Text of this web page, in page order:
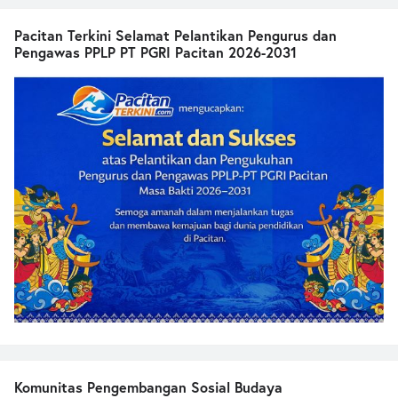
Pacitan Terkini Selamat Pelantikan Pengurus dan
Pengawas PPLP PT PGRI Pacitan 2026-2031
Komunitas Pengembangan Sosial Budaya